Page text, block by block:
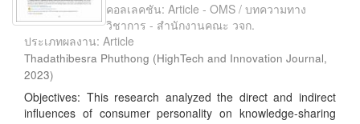
คอลเลคชัน: Article - OMS / บทความทาง
วิชาการ - สำนักงานคณะ วจก.
ประเภทผลงาน: Article
Thadathibesra Phuthong (HighTech and Innovation Journal,
2023)
Objectives: This research analyzed the direct and indirect
influences of consumer personality on knowledge-sharing